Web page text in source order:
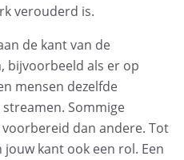
verouderd is.
de kant van de
bijvoorbeeld als er op
mensen dezelfde
Sommige
dan andere. Tot
kant ook een rol. Een